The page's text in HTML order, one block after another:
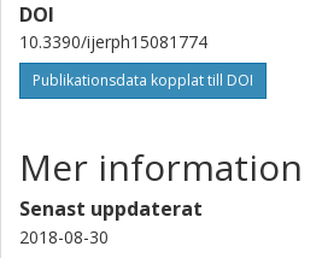
DOI
10.3390/ijerph15081774
Publikationsdata kopplat till DOI
Mer information
Senast uppdaterat
2018-08-30